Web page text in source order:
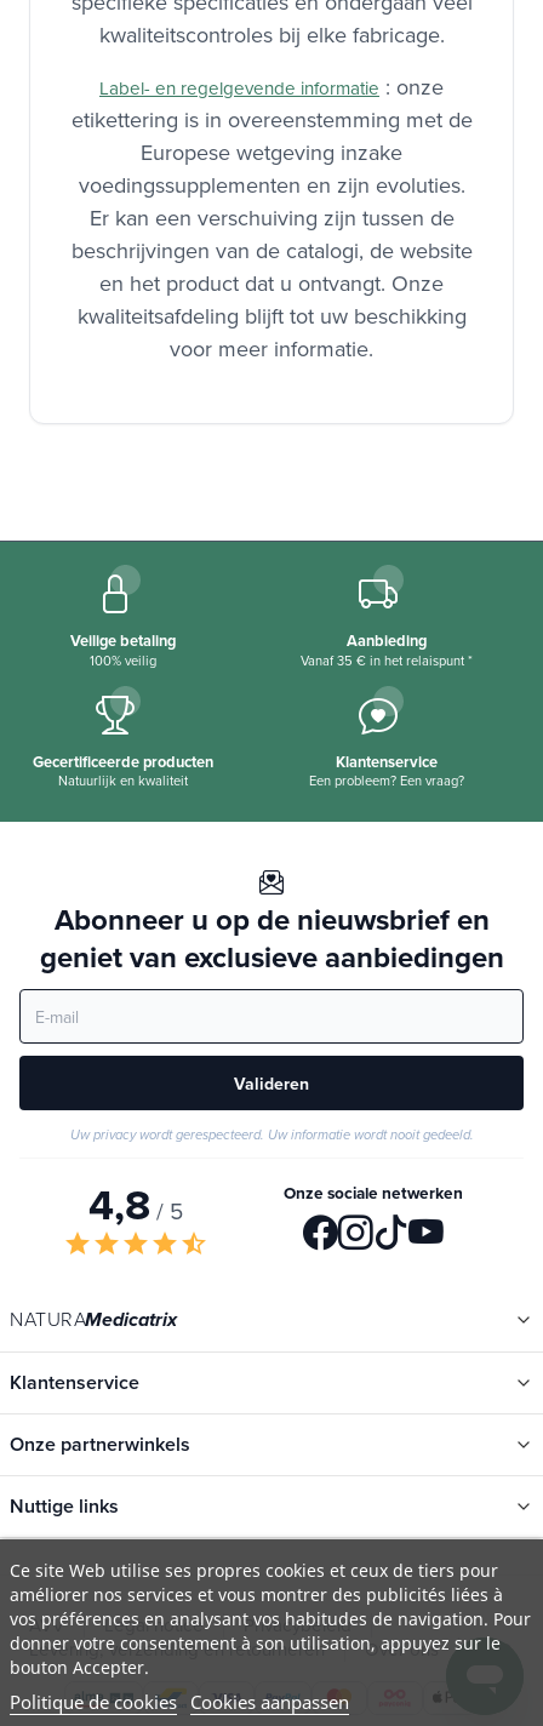
autoriteiten. Ze reageren op een
specifieke specificaties en ondergaan veel
Label- en regelgevende informatie: onze
etikettering is in overeenstemming met de
Europese wetgeving inzake
voedingssupplementen en zijn evoluties.
Er kan een verschuiving zijn tussen de
beschrijvingen van de catalogi, de website
en het product dat u ontvangt. Onze
kwaliteitsafdeling blijft tot uw beschikking
100% veilig Vanaf 35 € in het relaispunt *
Natuurlijk en kwaliteit Een probleem? Een vraag?
Abonneer u op de nieuwsbrief en
geniet van exclusieve aanbiedingen
4,8/ 5
Onze sociale netwerken
NATURAMedicatrix
Klantenservice
Onze partnerwinkels
Nuttige links
Categorieën
Nieuwe
Promotions
Catalogi
AVV Legal notice
Levering, verzending en retourneren
Over ons
Ce site Web utilise ses propres cookies et ceux de tiers pour
améliorer nos services et vous montrer des publicités liées à
vos préférences en analysant vos habitudes de navigation. Pour
donner votre consentement à son utilisation, appuyez sur le
bouton Accepter.
Politique de cookies Cookies aanpassen